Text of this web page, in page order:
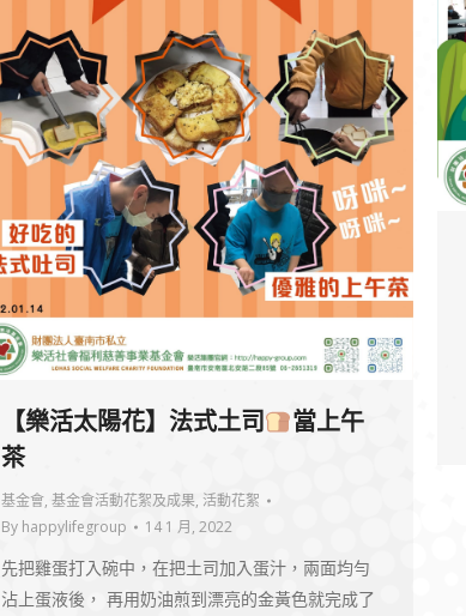
【樂活太陽花】法式土司
當上午
茶
基金會, 基金會活動花絮及成果, 活動花絮
By happylifegroup 14 1 月, 2022
先把雞蛋打入碗中，在把土司加入蛋汁，兩面均勻
沾上蛋液後， 再用奶油煎到漂亮的金黃色就完成了